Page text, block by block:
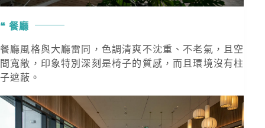
餐廳
餐廳風格與大廳雷同，色調清爽不沈重、不老氣，且空
間寬敞，印象特別深刻是椅子的質感，而且環境沒有柱
子遮蔽。